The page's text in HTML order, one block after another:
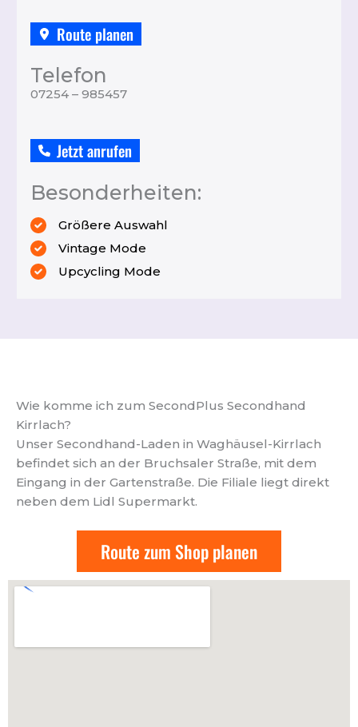
Route planen
Telefon
07254 – 985457
Jetzt anrufen
Besonderheiten:
Größere Auswahl
Vintage Mode
Upcycling Mode
Wie komme ich zum SecondPlus Secondhand
Kirrlach?
Unser Secondhand-Laden in Waghäusel-Kirrlach
befindet sich an der Bruchsaler Straße, mit dem
Eingang in der Gartenstraße. Die Filiale liegt direkt
neben dem Lidl Supermarkt.
Route zum Shop planen